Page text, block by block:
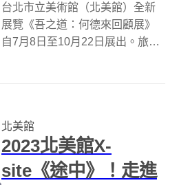
台北市立美術館（北美館）全新
展覽《吾之道：何德來回顧展》
自7月8日至10月22日展出。旅日
式上的實驗；同時他也憑據深具
哲思之...
北美館
2023北美館X-
site《途中》！走進